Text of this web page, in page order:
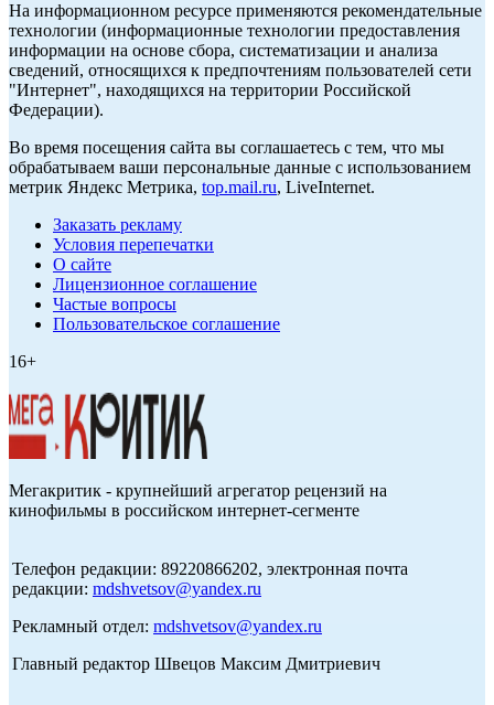
На информационном ресурсе применяются рекомендательные
технологии (информационные технологии предоставления
информации на основе сбора, систематизации и анализа
сведений, относящихся к предпочтениям пользователей сети
"Интернет", находящихся на территории Российской
Федерации).
Во время посещения сайта вы соглашаетесь с тем, что мы
обрабатываем ваши персональные данные с использованием
метрик Яндекс Метрика, top.mail.ru, LiveInternet.
Заказать рекламу
Условия перепечатки
О сайте
Лицензионное соглашение
Частые вопросы
Пользовательское соглашение
16+
Мегакритик - крупнейший агрегатор рецензий на
кинофильмы в российском интернет-сегменте
Телефон редакции: 89220866202, электронная почта
редакции: mdshvetsov@yandex.ru
Рекламный отдел: mdshvetsov@yandex.ru
Главный редактор Швецов Максим Дмитриевич